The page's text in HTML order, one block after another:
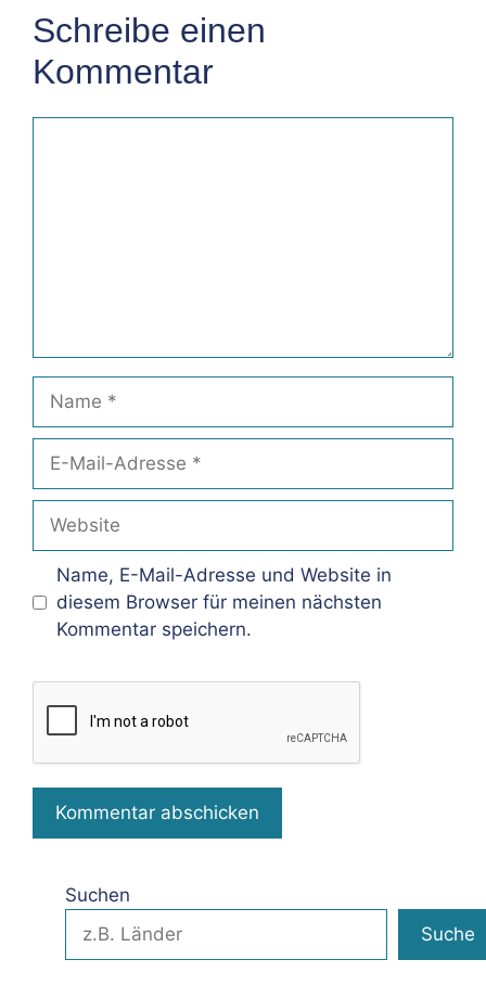
Schreibe einen
Kommentar
Mail-
Adresse
Name, E-Mail-Adresse und Website in
diesem Browser für meinen nächsten
Kommentar speichern.
Suchen
Suche